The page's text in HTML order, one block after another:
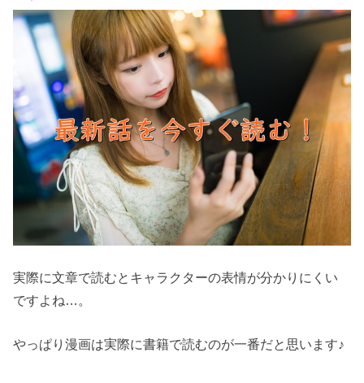
実際に文章で読むとキャラクターの表情が分かりにくい
ですよね…。
やっぱり漫画は実際に書籍で読むのが一番だと思います♪